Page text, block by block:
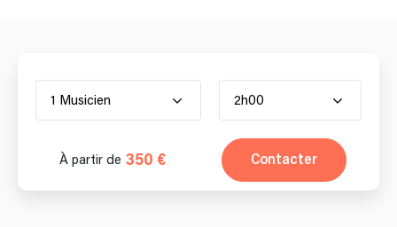
1 Musicien 2h00
À partir de 350 € Contacter